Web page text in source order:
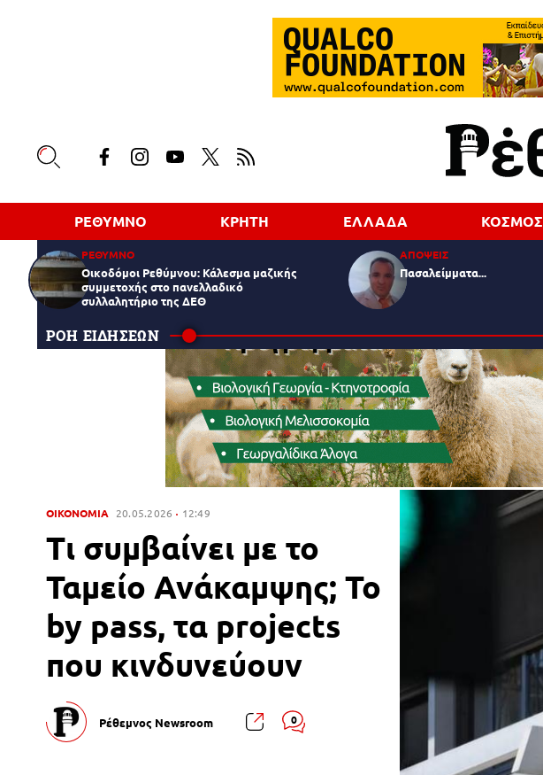
ΡΕΘΥΜΝΟ ΚΡΗΤΗ ΕΛΛΑΔΑ ΚΟΣΜΟΣ
ΡΕΘΥΜΝΟ
Οικοδόμοι Ρεθύμνου: Κάλεσμα μαζικής
συμμετοχής στο πανελλαδικό
συλλαλητήριο της ΔΕΘ
ΑΠΟΨΕΙΣ
Πασαλείμματα...
ΡΟΗ ΕΙΔΗΣΕΩΝ
ΟΙΚΟΝΟΜΙΑ 20.05.2026 12:49
Τι συμβαίνει με το
Ταμείο Ανάκαμψης; Το
by pass, τα projects
που κινδυνεύουν
Ρέθεμνος Newsroom 0